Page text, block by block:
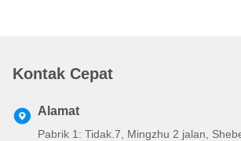
Kontak Cepat
Alamat
Pabrik 1: Tidak.7, Mingzhu 2 jalan,